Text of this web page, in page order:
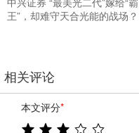
王”，却难守天合光能的战场？
相关评论
本文评分*